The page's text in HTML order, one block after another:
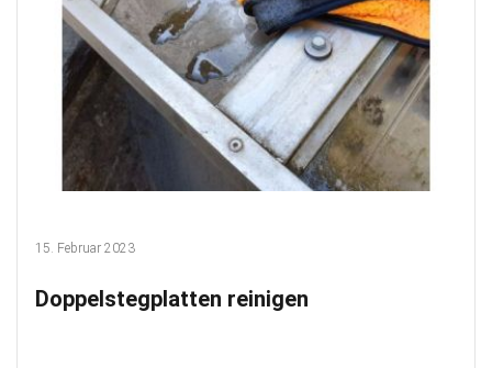
15. Februar 2023
Doppelstegplatten reinigen